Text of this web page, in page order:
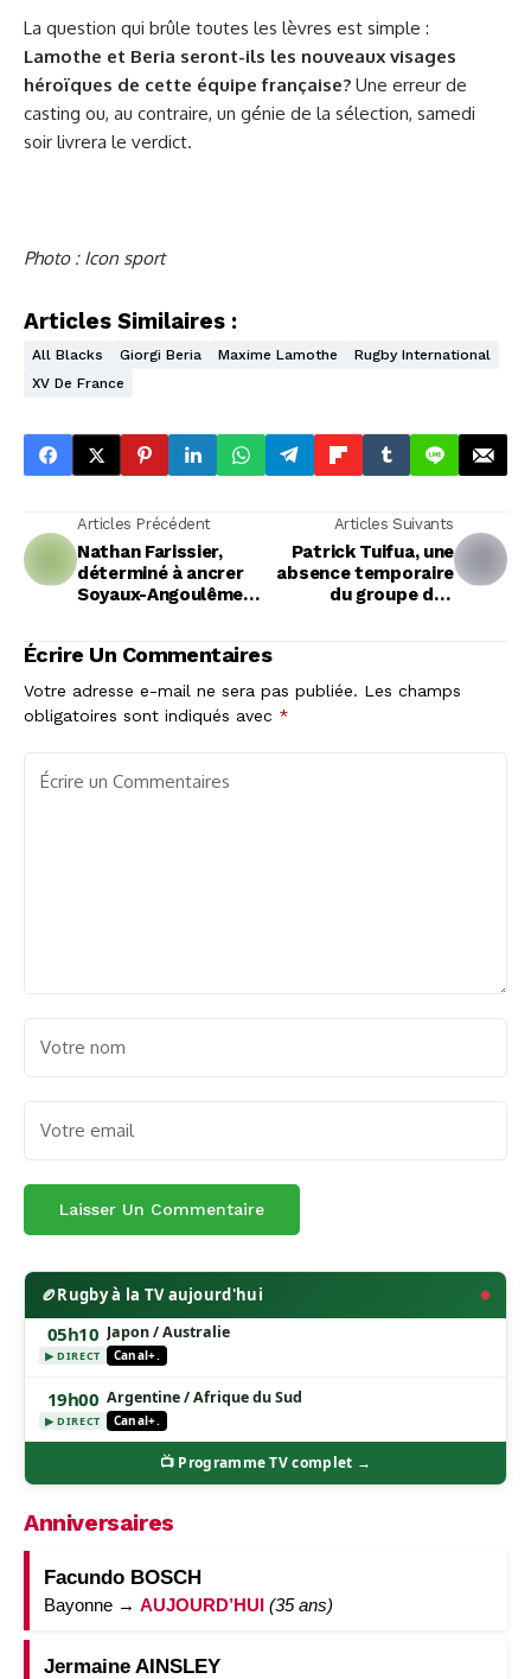
La question qui brûle toutes les lèvres est simple :
Lamothe et Beria seront-ils les nouveaux visages
héroïques de cette équipe française? Une erreur de
casting ou, au contraire, un génie de la sélection, samedi
soir livrera le verdict.
Photo : Icon sport
Articles Similaires :
All Blacks Giorgi Beria Maxime Lamothe
Rugby International
XV De France
Articles Précédent
Nathan Farissier,
déterminé à ancrer
Soyaux-Angoulême
Articles Suivants
Patrick Tuifua, une
absence temporaire
du groupe des
Écrire Un Commentaires
Votre adresse e-mail ne sera pas publiée. Les champs
obligatoires sont indiqués avec *
🏉Rugby à la TV aujourd'hui
05h10
▶ DIRECT
Japon / Australie
Canal+.
19h00
▶ DIRECT
Argentine / Afrique du Sud
Canal+.
📺 Programme TV complet →
Anniversaires
Facundo BOSCH
Bayonne → AUJOURD’HUI (35 ans)
Jermaine AINSLEY